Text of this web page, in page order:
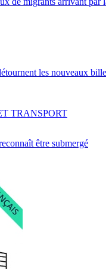
les nouveaux
être submergé
TRANSPORT